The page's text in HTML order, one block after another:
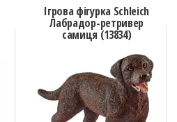
Ігрова фігурка Schleich
Лабрадор-ретривер
самиця (13834)